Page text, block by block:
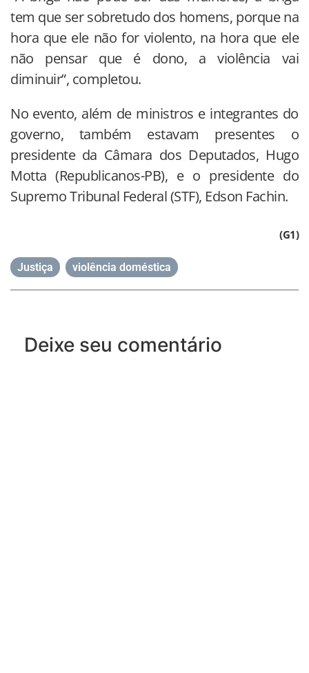
tem que ser sobretudo dos homens, porque na
hora que ele não for violento, na hora que ele
não pensar que é dono, a violência vai
diminuir”, completou.
No evento, além de ministros e integrantes do
governo, também estavam presentes o
presidente da Câmara dos Deputados, Hugo
Motta (Republicanos-PB), e o presidente do
Supremo Tribunal Federal (STF), Edson Fachin.
(G1)
Justiça violência doméstica
Deixe seu comentário